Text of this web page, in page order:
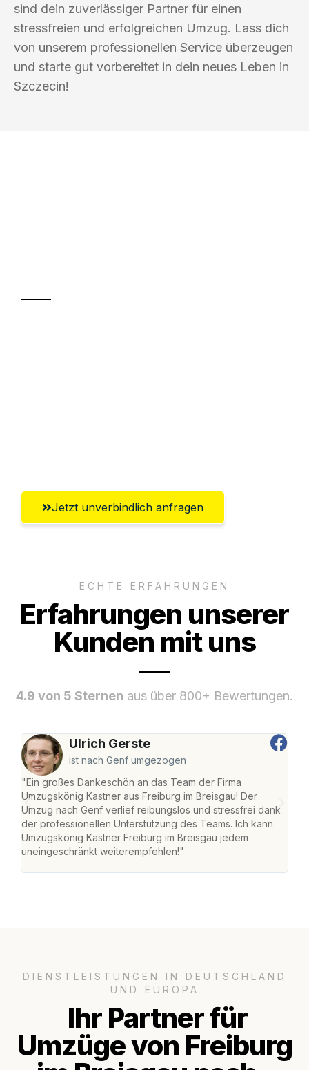
sind dein zuverlässiger Partner für einen
stressfreien und erfolgreichen Umzug. Lass dich
von unserem professionellen Service überzeugen
und starte gut vorbereitet in dein neues Leben in
Szczecin!
Jetzt unverbindlich anfragen
ECHTE ERFAHRUNGEN
Erfahrungen unserer
Kunden mit uns
4.9 von 5 Sternen aus über 800+ Bewertungen.
Ulrich Gerste
ist nach Genf umgezogen
"Ein großes Dankeschön an das Team der Firma
Umzugskönig Kastner aus Freiburg im Breisgau! Der
Umzug nach Genf verlief reibungslos und stressfrei dank
der professionellen Unterstützung des Teams. Ich kann
Umzugskönig Kastner Freiburg im Breisgau jedem
uneingeschränkt weiterempfehlen!"
DIENSTLEISTUNGEN IN DEUTSCHLAND
UND EUROPA
Ihr Partner für
Umzüge von Freiburg